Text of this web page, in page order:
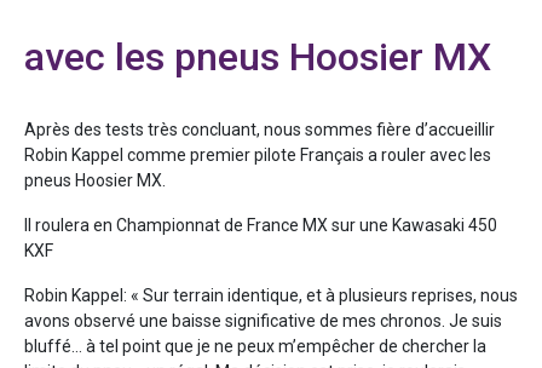
avec les pneus Hoosier MX
Après des tests très concluant, nous sommes fière d’accueillir
Robin Kappel comme premier pilote Français a rouler avec les
pneus Hoosier MX.
Il roulera en Championnat de France MX sur une Kawasaki 450
KXF
Robin Kappel: « Sur terrain identique, et à plusieurs reprises, nous
avons observé une baisse significative de mes chronos. Je suis
bluffé… à tel point que je ne peux m’empêcher de chercher la